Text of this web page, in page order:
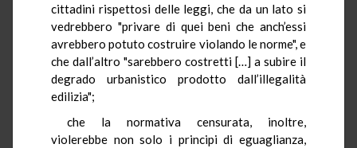
cittadini rispettosi delle leggi, che da un lato si
vedrebbero "privare di quei beni che anch’essi
avrebbero potuto costruire violando le norme", e
che dall’altro "sarebbero costretti […] a subire il
degrado urbanistico prodotto dall’illegalità
edilizia";
che la normativa censurata, inoltre,
violerebbe non solo i principi di eguaglianza,